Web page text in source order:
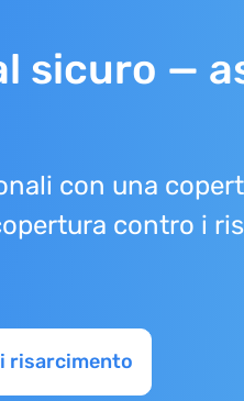
sicuro —
con una
contro i
risarcimento